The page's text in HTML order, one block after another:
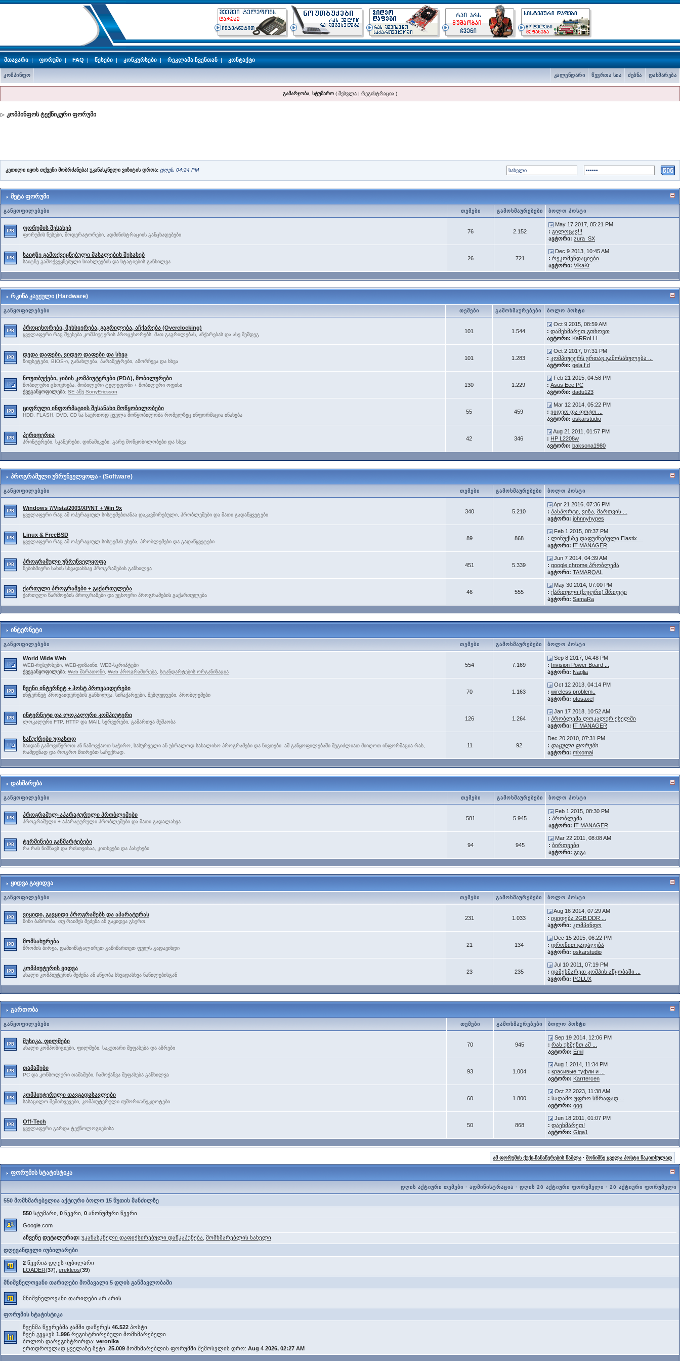
მთავარი| ფორუმი| FAQ| წესები| კონკურსები| რეკლამა ჩვენთან| კონტაქტი
კომპინფო დახმარება
ძებნა
წევრთა სია
კალენდარი
გამარჯობა, სტუმარო ( შესვლა | რეგისტრაცია )
კომპინფოს ტექნიკური ფორუმი
კეთილი იყოს თქვენი მობრძანება! უკანასკნელი ვიზიტის დროა: დღეს, 04:24 PM
მეტა ფორუმი
განყოფილებები თემები გამოხმაურებები ბოლო პოსტი
ფორუმის შესახებ
ფორუმის წესები, მოდერატორები, ადმინისტრაციის განცხადებები
76 2.152
May 17 2017, 05:21 PM
: გილოცავ!!!
ავტორი: zura_SX
საიტზე გამოქვეყნებული მასალების შესახებ
საიტზე გამოქვეყნებული სიახლეების და სტატიების განხილვა
26 721
Dec 9 2013, 10:45 AM
: რეკომენდაციები
ავტორი: VikaKt
რკინა კავეული (Hardware)
განყოფილებები თემები გამოხმაურებები ბოლო პოსტი
პროცესორები, მეხსიერება, გაგრილება, აჩქარება (Overclocking)
ყველაფერი რაც შეეხება კომპიუტერის პროცესორებს, მათ გაგრილებას, აჩქარებას და ასე შემდეგ
101 1.544
Oct 9 2015, 08:59 AM
: დამეხმარეთ გთხოვთ
ავტორი: KaRRoLLL
დედა დაფები, ვიდეო დაფები და სხვა
ჩიფსეტები, BIOS-ი, განახლება, პარამეტრები, ამორჩევა და სხვა
101 1.283
Oct 2 2017, 07:31 PM
: კომპიუტერს ვრთავ გამოსახულება ...
ავტორი: gela.f.d
ნოუთბუქები, ჯიბის კომპიუტერები (PDA), მობილურები
მობილური ცხოვრება, მობილური ტელეფონი + მობილური ოფისი
ქვეგანყოფილება: SE ანუ SonyEricsson
130 1.229
Feb 21 2015, 04:58 PM
: Asus Eee PC
ავტორი: dadu123
ციფრული ინფორმაციის შესანახი მოწყობილობები
HDD, FLASH, DVD, CD სა საერთოდ ყველა მოწყობილობა რომელზეც ინფორმაცია ინახება
55 459
Mar 12 2014, 05:22 PM
: ვიდეო და ფოტო ...
ავტორი: oskarstudio
პერიფერია
პრინტერები, სკანერები, დინამიკები, გარე მოწყობილობები და სხვა
42 346
Aug 21 2011, 01:57 PM
: HP L2208w
ავტორი: baksona1980
პროგრამული უზრუნველყოფა - (Software)
განყოფილებები თემები გამოხმაურებები ბოლო პოსტი
Windows 7/Vista/2003/XP/NT + Win 9x
ყველაფერი რაც ამ ოპერაციულ სისტემებთანაა დაკავშირებული, პრობლემები და მათი გადაწყვეტები
340 5.210
Apr 21 2016, 07:36 PM
: პასპორტი, ვიზა, მართვის ...
ავტორი: johnnyhypes
Linux & FreeBSD
ყველაფერი რაც ამ ოპერაციულ სისტემას ეხება, პრობლემები და გადაწყვეტები
89 868
Feb 1 2015, 08:37 PM
: ლინუქსზე დაფუძნებული Elastix ...
ავტორი: IT MANAGER
პროგრამული უზრუნველყოფა
ნებისმიერი სახის სხვადასხავ პროგრამების განხილვა
451 5.339
Jun 7 2014, 04:39 AM
: google chrome პრობლემა
ავტორი: TAMARQAL
ქართული პროგრამები + გაქართულება
ქართული წარმოების პროგრამები და უცხოური პროგრამების გაქართულება
46 555
May 30 2014, 07:00 PM
: ქართული (ხუცური) შრიფტი
ავტორი: SamaRa
ინტერნეტი
განყოფილებები თემები გამოხმაურებები ბოლო პოსტი
World Wide Web
WEB-რესურსები, WEB-დიზაინი, WEB-სკრიპტები
ქვეგანყოფილება: Web მარათონი Web პროგრამირება სტანდარტების ორგანიზაცია
554 7.169
Sep 8 2017, 04:48 PM
: Invision Power Board ...
ავტორი: Naglia
ჩვენი ინტერნეტ + ჰოსტ პროვაიდერები
ინტერნეტ პროვაიდერების განხილვა, სიჩაქარეები, შეზღუდვები, პრობლემები
70 1.163
Oct 12 2013, 04:14 PM
: wireless problem..
ავტორი: otosaxel
ინტერნეტი და ლოკალური კომპიუტერი
ლოკალური FTP, HTTP და MAIL სერვერები, გამართვა მუშაობა
126 1.264
Jan 17 2018, 10:52 AM
: პრობლემა ლოკალურ ქსელში
ავტორი: IT MANAGER
საჩუქრები უფასოდ
საიდან გამოვიწეროთ ან ჩამოვქაოთ საჭირო, სასურველი ან უბრალოდ სახალისო პროგრამები და ნივთები. ამ განყოფილებაში შეგიძლიათ მიიღოთ ინფორმაცია რას,
რამდენად და როგრო მიირებთ საჩუქრად.
11 92
Dec 20 2010, 07:31 PM
: დაცული ფორუმი
ავტორი: mixomai
დახმარება
განყოფილებები თემები გამოხმაურებები ბოლო პოსტი
პროგრამულ-აპარატურული პრობლემები
პროგრამული + აპარატურული პრობლემები და მათი გადალახვა
581 5.945
Feb 1 2015, 08:30 PM
: პრობლემა
ავტორი: IT MANAGER
ტერმინები განმარტებები
რა რას ნიშნავს და რისთვისაა, კითხვები და პასუხები
94 945
Mar 22 2011, 08:08 AM
: ბირთვები
ავტორი: გიგა
ყიდვა გაყიდვა
განყოფილებები თემები გამოხმაურებები ბოლო პოსტი
ვიყიდი, გავყიდი პროგრამებს და აპარატურას
მინი ბაზრობა, თუ რაიმეს შეძენა ან გაყიდვა გსურთ.
231 1.033
Aug 16 2014, 07:29 AM
: იყიდება 2GB DDR ...
ავტორი: კომპინფო
მომსახურება
შრომის ბირჟა, დამიინსტალირეთ გამიმართეთ ფულს გადავიხდი
21 134
Dec 15 2015, 06:22 PM
: დრონით გადაღება
ავტორი: oskarstudio
კომპიუტერის ყიდვა
ახალი კომპიუტერის შეძენა ან აწყობა სხვადასხვა ნაწილებისგან
23 235
Jul 10 2011, 07:19 PM
: დამეხმარეთ კომპის აწყობაში ...
ავტორი: POLUX
გართობა
განყოფილებები თემები გამოხმაურებები ბოლო პოსტი
მუსიკა, ფილმები
ახალი კომპოზიციები, ფილმები, საკუთარი შეფასება და აზრები
70 945
Sep 19 2014, 12:06 PM
: რას უსმენთ ამ ...
ავტორი: Emil
თამაშები
PC და კონსოლური თამაშები, ჩამოქაჩვა შეფასება განხილვა
93 1.004
Aug 1 2014, 11:34 PM
: красивые туфли и ...
ავტორი: Karrtercen
კომპიუტერული თავგადასავლები
სასაცილო შემთხვევები, კომპიუტერული იუმორი/ანეკდოტები
60 1.800
Oct 22 2023, 11:38 AM
: საღამო უფრო სწრაფად ...
ავტორი: qqq
Off-Tech
ყველაფერი გარდა ტექნოლოგიებისა
50 868
Jun 18 2011, 01:07 PM
: დაეხმარეთ!
ავტორი: Giga1
ამ ფორუმის ქუქი-ჩანაწერების წაშლა · მონიშნე ყველა პოსტი წაკითხულად
ფორუმის სტატისტიკა
დღის აქტიური თემები · ადმინისტრაცია · დღის 20 აქტიური ფორუმელი · 20 აქტიური ფორუმელი
550 მომხმარებელია აქტიური ბოლო 15 წუთის მანძილზე
550 სტუმარი, 0 წევრი, 0 ანონუმური წევრი
Google.com
აჩვენე დეტალურად: უკანასკნელი დაფიქსირებული დაწკაპუნება მომხმარებლის სახელი
დღევანდელი იუბილარები
2 წევრია დღეს იუბილარი
LOADER(37), erekleos(39)
მნიშვნელოვანი თარიღები მომავალი 5 დღის განმავლობაში
მნიშვნელოვანი თარიღები არ არის
ფორუმის სტატისტიკა
ჩვენმა წევრებმა ჯამში დაწერეს 46.522 პოსტი
ჩვენ გვყავს 1.996 რეგისტრირებული მომხმარებელი
ბოლოს დარეგისტრირდა: veronika
ერთდროულად ყველაზე მეტი, 25.009 მომხმარებლის ფორუმში შემოსვლის დრო: Aug 4 2026, 02:27 AM